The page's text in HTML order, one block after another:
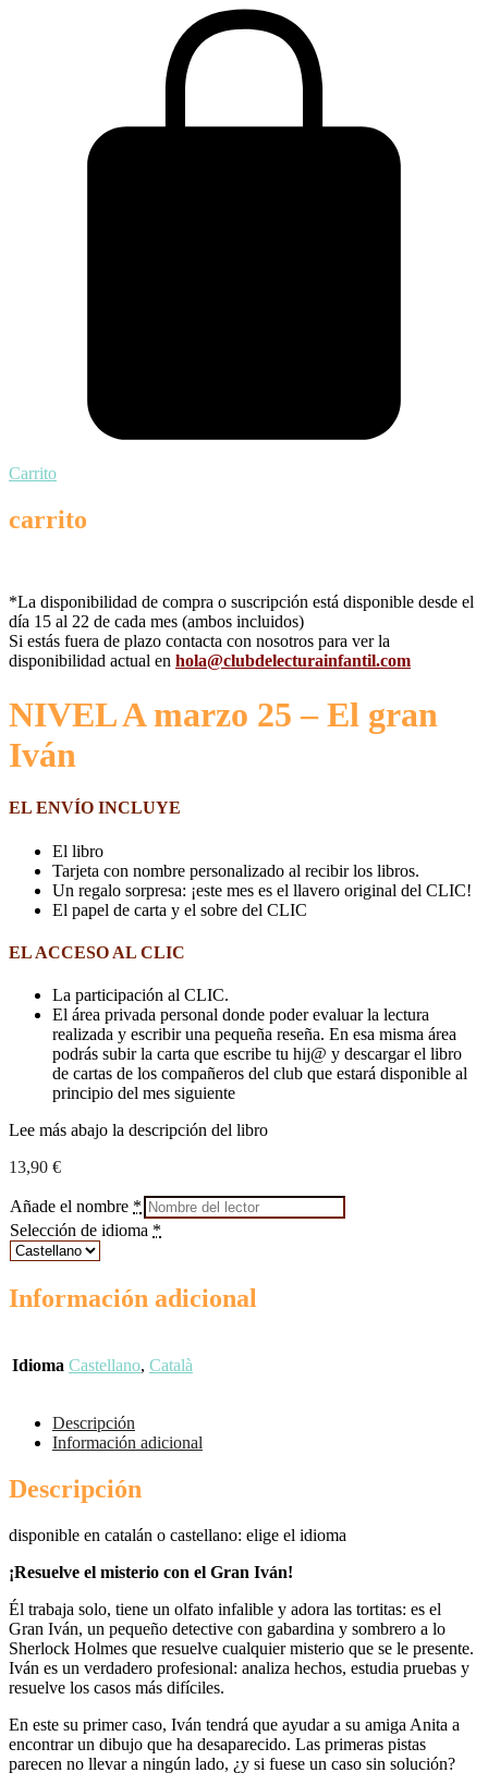
Carrito
carrito
*La disponibilidad de compra o suscripción está disponible desde el
día 15 al 22 de cada mes (ambos incluidos)
Si estás fuera de plazo contacta con nosotros para ver la
disponibilidad actual en hola@clubdelecturainfantil.com
NIVEL A marzo 25 – El gran
Iván
EL ENVÍO INCLUYE
El libro
Tarjeta con nombre personalizado al recibir los libros.
Un regalo sorpresa: ¡este mes es el llavero original del CLIC!
El papel de carta y el sobre del CLIC
EL ACCESO AL CLIC
La participación al CLIC.
El área privada personal donde poder evaluar la lectura
realizada y escribir una pequeña reseña. En esa misma área
podrás subir la carta que escribe tu hij@ y descargar el libro
de cartas de los compañeros del club que estará disponible al
principio del mes siguiente
Lee más abajo la descripción del libro
13,90 €
Añade el nombre *
Selección de idioma *
Información adicional
Idioma Castellano, Català
Descripción
Información adicional
Descripción
disponible en catalán o castellano: elige el idioma
¡Resuelve el misterio con el Gran Iván!
Él trabaja solo, tiene un olfato infalible y adora las tortitas: es el
Gran Iván, un pequeño detective con gabardina y sombrero a lo
Sherlock Holmes que resuelve cualquier misterio que se le presente.
Iván es un verdadero profesional: analiza hechos, estudia pruebas y
resuelve los casos más difíciles.
En este su primer caso, Iván tendrá que ayudar a su amiga Anita a
encontrar un dibujo que ha desaparecido. Las primeras pistas
parecen no llevar a ningún lado, ¿y si fuese un caso sin solución?